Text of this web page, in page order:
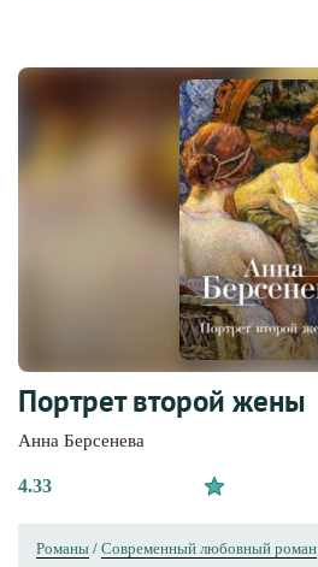
Портрет второй жены
Анна Берсенева
4.33
Романы / Современный любовный роман